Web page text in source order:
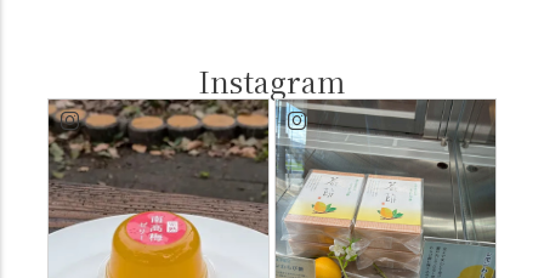
Instagram